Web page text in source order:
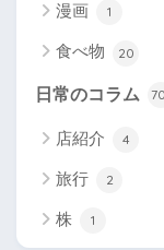
漫画 1
食べ物 20
日常のコラム
店紹介 4
旅行 2
株 1